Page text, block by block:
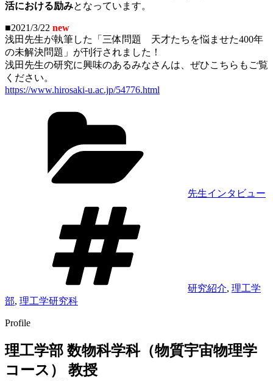
活における励みとなっています。
■2021/3/22 new
浅田先生が執筆した「三体問題 天才たちを悩ませた400年
の未解決問題」が刊行されました！
浅田先生の研究に興味のあるみなさんは、ぜひこちらもご覧
ください。
https://www.hirosaki-u.ac.jp/54776.html
先生インタビュー
研究紹介, 理工学
部, 理工学研究科
Profile
理工学部 数物科学科（物質宇宙物理学
コース） 教授